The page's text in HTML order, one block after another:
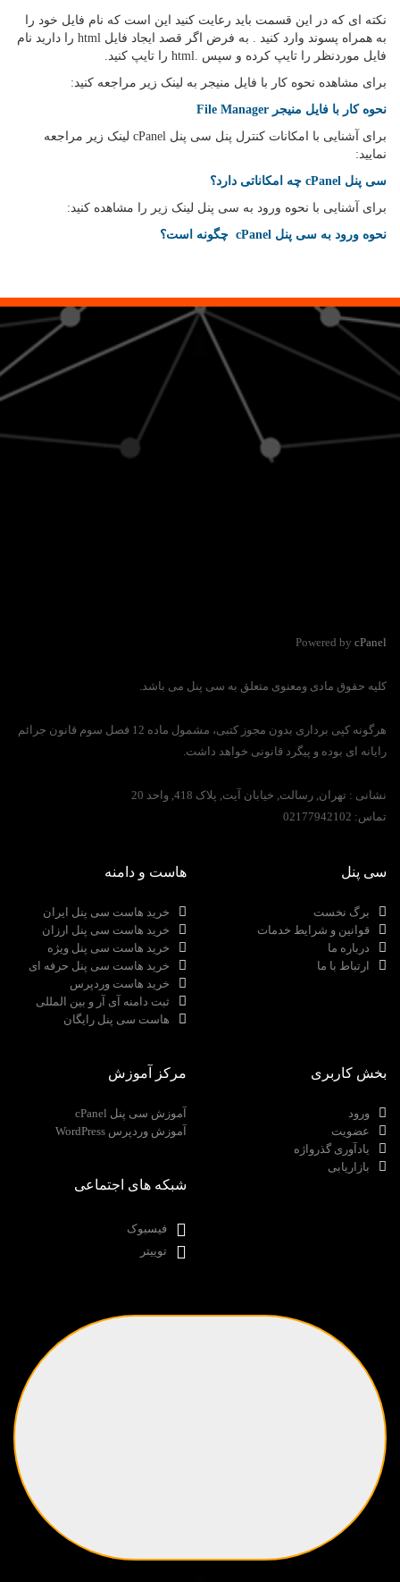
نکته ای که در این قسمت باید رعایت کنید این است که نام فایل خود را
به همراه پسوند وارد کنید . به فرض اگر قصد ایجاد فایل html را دارید نام
فایل موردنظر را تایپ کرده و سپس .html را تایپ کنید.
برای مشاهده نحوه کار با فایل منیجر به لینک زیر مراجعه کنید:
نحوه کار با فایل منیجر File Manager
برای آشنایی با امکانات کنترل پنل سی پنل cPanel لینک زیر مراجعه
نمایید:
سی پنل cPanel چه امکاناتی دارد؟
برای آشنایی با نحوه ورود به سی پنل لینک زیر را مشاهده کنید:
نحوه ورود به سی پنل cPanel چگونه است؟
Powered by cPanel
کلیه حقوق مادی ومعنوی متعلق به سی پنل می باشد.
هرگونه کپی برداری بدون مجوز کتبی، مشمول ماده 12 فصل سوم قانون جرائم
رایانه ای بوده و پیگرد قانونی خواهد داشت.
نشانی : تهران, رسالت, خیابان آیت, پلاک 418, واحد 20
تماس:
سی پنل
برگ نخست
قوانین و شرایط خدمات
درباره ما
ارتباط با ما
هاست و دامنه
خرید هاست سی پنل ایران
خرید هاست سی پنل ارزان
خرید هاست سی پنل ویژه
خرید هاست سی پنل حرفه ای
خرید هاست وردپرس
ثبت دامنه آی آر و بین المللی
هاست سی پنل رایگان
بخش کاربری
ورود
عضویت
یادآوری گذرواژه
بازاریابی
مرکز آموزش
آموزش سی پنل cPanel
آموزش وردپرس WordPress
شبکه های اجتماعی
فیسبوک
توییتر